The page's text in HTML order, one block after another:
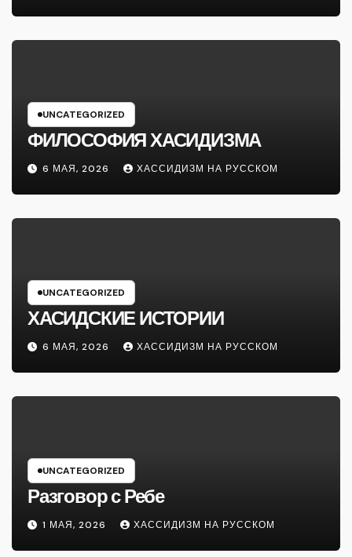
UNCATEGORIZED
ФИЛОСОФИЯ ХАСИДИЗМА
6 МАЯ, 2026 ХАССИДИЗМ НА РУССКОМ
UNCATEGORIZED
ХАСИДСКИЕ ИСТОРИИ
6 МАЯ, 2026 ХАССИДИЗМ НА РУССКОМ
UNCATEGORIZED
Разговор с Ребе
1 МАЯ, 2026 ХАССИДИЗМ НА РУССКОМ